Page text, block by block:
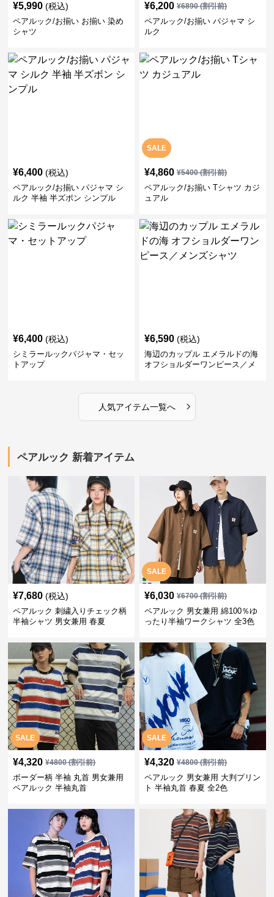
¥5,990 (税込)
ペアルック/お揃い お揃い 染め
シャツ
¥6,200 ¥6890(割引前)
ペアルック/お揃い パジャマ シ
ルク
¥6,400 (税込)
ペアルック/お揃い パジャマ シ
ルク 半袖 半ズボン シンプル
SALE
¥4,860 ¥5400(割引前)
ペアルック/お揃い Tシャツ カジ
ュアル
¥6,400 (税込)
シミラールックパジャマ・セッ
トアップ
¥6,590 (税込)
海辺のカップル エメラルドの海
オフショルダーワンピース／メ
人気アイテム一覧へ ›
ペアルック 新着アイテム
¥7,680 (税込)
ペアルック 刺繍入りチェック柄
半袖シャツ 男女兼用 春夏
SALE
¥6,030 ¥6700(割引前)
ペアルック 男女兼用 綿100％ゆ
ったり半袖ワークシャツ 全3色
SALE
¥4,320 ¥4800(割引前)
ボーダー柄 半袖 丸首 男女兼用
ペアルック 半袖丸首
SALE
¥4,320 ¥4800(割引前)
ペアルック 男女兼用 大判プリン
ト 半袖丸首 春夏 全2色